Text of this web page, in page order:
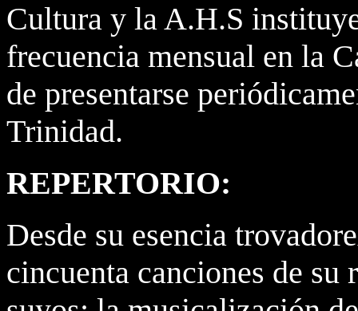
Cultura y la A.H.S
frecuencia mensual en la
de presentarse
Trinidad.
REPERTORIO:
Desde su esencia
cincuenta canciones de su